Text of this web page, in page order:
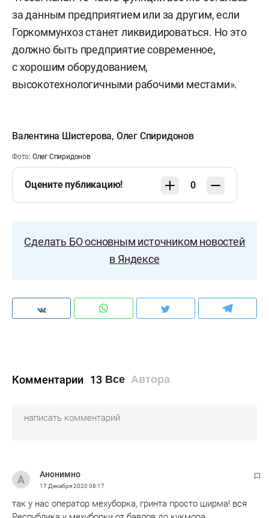
за данным предприятием или за другим, если
Горкоммунхоз станет ликвидироваться. Но это
должно быть предприятие современное,
с хорошим оборудованием,
высокотехнологичными рабочими местами».
Валентина Шистерова, Олег Спиридонов
Фото: Олег Спиридонов
Оцените публикацию! 0
Сделать БО основным источником новостей
в Яндексе
Комментарии 13 Все Автора
Анонимно
17 Декабря 2020 08:17
так у нас оператор мехуборка, гринта просто ширма! вся